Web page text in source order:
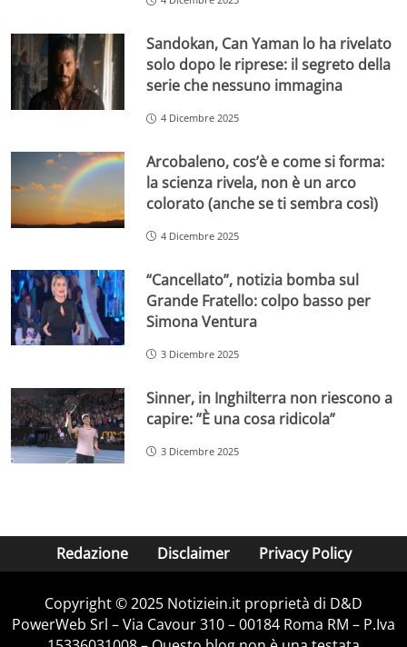
Sandokan, Can Yaman lo ha rivelato
solo dopo le riprese: il segreto della
serie che nessuno immagina
4 Dicembre 2025
Arcobaleno, cos’è e come si forma:
la scienza rivela, non è un arco
colorato (anche se ti sembra così)
4 Dicembre 2025
“Cancellato”, notizia bomba sul
Grande Fratello: colpo basso per
Simona Ventura
3 Dicembre 2025
Sinner, in Inghilterra non riescono a
capire: ”È una cosa ridicola”
3 Dicembre 2025
Redazione Disclaimer Privacy Policy
Copyright © 2025 Notiziein.it proprietà di D&D
PowerWeb Srl – Via Cavour 310 – 00184 Roma RM – P.Iva